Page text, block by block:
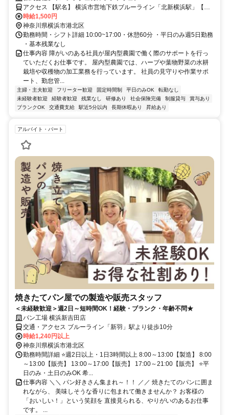
アクセス 【駅名】 横浜市営地下鉄ブルーライン「北新横浜駅」【ア
クセス】 横浜市営地下鉄ブルーライン「北新横浜駅」より徒歩 3分
時給1,500円
神奈川県横浜市港北区
勤務時間・シフト詳細 10:00~17:00・休憩60分 ・平日のみ週5日勤務
・基本残業なし
仕事内容 障がいのある社員が屋内型農園で働く際のサポートを行っ
ていただくお仕事です。 屋内型農園では、ハーブや葉物野菜の水耕
栽培や収穫物の加工業務を行っています。 社員の見守りや作業サポ
ート、勤怠管...
主婦・主夫歓迎 フリーター歓迎 固定時間制 平日のみOK
転勤なし
未経験者歓迎
経験者歓迎 残業なし 研修あり 社会保険完備 制服貸与
賞与あり
ブランクOK
交通費支給 駅近5分以内 長期休暇あり 昇給あり
アルバイト・パート
焼きたてパン屋での製造や販売スタッフ
＜未経験歓迎＞週2日～短時間OK！経験・ブランク・年齢不問★
パン工場 横浜新吉田店
交通・アクセス ブルーライン「新羽」駅より徒歩10分
時給1,240円以上
神奈川県横浜市港北区
勤務時間詳細 ⭐週2日以上・1日3時間以上 8:00～13:00【製造】 8:00
～13:00【販売】 13:00～17:00【販売】 17:00～21:00【販売】 ⭐平
日のみ・土日のみOK 希...
仕事内容 ＼＼ パン好きさん集まれ～！！ ／／ 焼きたてのパンに囲ま
れながら、 美味しそうな香りに包まれて働きませんか？ お客様の
「おいしい！」という笑顔を 直接見られる、やりがいのあるお仕事
です。 ...